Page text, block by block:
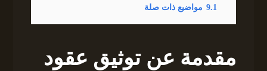
9.1 مواضيع ذات صلة
مقدمة عن توثيق عقود